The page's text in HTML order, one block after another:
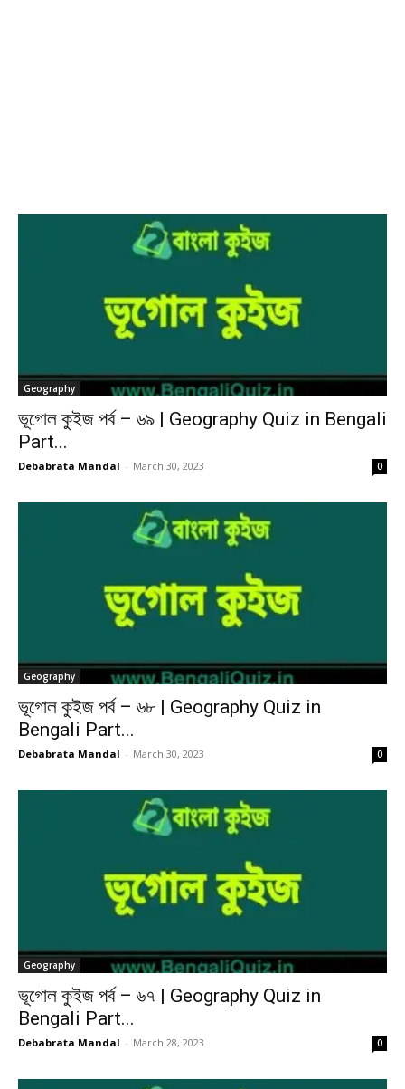
Geography
ভূগোল কুইজ পর্ব – ৬৯ | Geography Quiz in Bengali
Part...
Debabrata Mandal - March 30, 2023 0
Geography
ভূগোল কুইজ পর্ব – ৬৮ | Geography Quiz in
Bengali Part...
Debabrata Mandal - March 30, 2023 0
Geography
ভূগোল কুইজ পর্ব – ৬৭ | Geography Quiz in
Bengali Part...
Debabrata Mandal - March 28, 2023 0